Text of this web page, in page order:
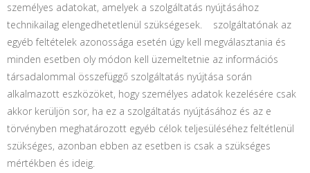
személyes adatokat, amelyek a szolgáltatás nyújtásához
technikailag elengedhetetlenül szükségesek. szolgáltatónak az
egyéb feltételek azonossága esetén úgy kell megválasztania és
minden esetben oly módon kell üzemeltetnie az információs
társadalommal összefüggő szolgáltatás nyújtása során
alkalmazott eszközöket, hogy személyes adatok kezelésére csak
akkor kerüljön sor, ha ez a szolgáltatás nyújtásához és az e
törvényben meghatározott egyéb célok teljesüléséhez feltétlenül
szükséges, azonban ebben az esetben is csak a szükséges
mértékben és ideig.